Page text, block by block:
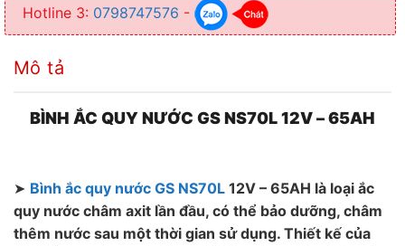
Hotline 3: 0798747576 -
Mô tả
BÌNH ẮC QUY NƯỚC GS NS70L 12V – 65AH
➤ Bình ắc quy nước GS NS70L 12V – 65AH là loại ắc
quy nước châm axit lần đầu, có thể bảo dưỡng, châm
thêm nước sau một thời gian sử dụng. Thiết kế của